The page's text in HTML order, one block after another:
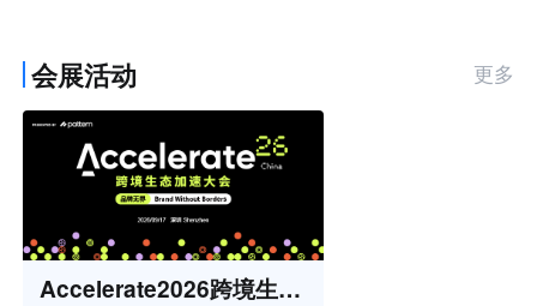
会展活动 更多
Accelerate2026跨境生态加速大会